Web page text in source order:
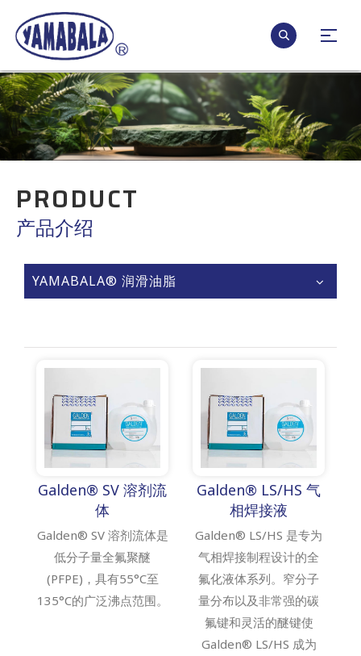
PRODUCT
产品介绍
YAMABALA® 润滑油脂
Galden® SV 溶剂流
体
Galden® SV 溶剂流体是
低分子量全氟聚醚
(PFPE)，具有55°C至
135°C的广泛沸点范围。
Galden® LS/HS 气
相焊接液
Galden® LS/HS 是专为
气相焊接制程设计的全
氟化液体系列。窄分子
量分布以及非常强的碳
氟键和灵活的醚键使
Galden® LS/HS 成为